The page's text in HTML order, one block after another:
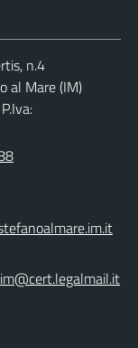
n.4
al Mare (IM)